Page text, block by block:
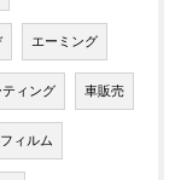
エーミング
ティング 車販売
ィルム